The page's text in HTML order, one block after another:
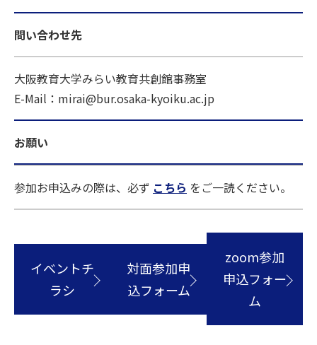
問い合わせ先
大阪教育大学みらい教育共創館事務室
E-Mail：mirai@bur.osaka-kyoiku.ac.jp
お願い
参加お申込みの際は、必ず こちら をご一読ください。
イベントチ
ラシ
対面参加申
込フォーム
zoom参加
申込フォー
ム